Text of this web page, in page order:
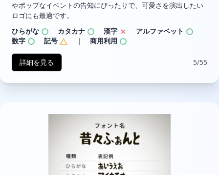
やポップなイベントの告知にぴったりで、可愛さを演出したい
ロゴにも最適です。
ひらがな
カタカナ 漢字
アルファベット
数字
記号 ｜ 商用利用
詳細を見る 5/55